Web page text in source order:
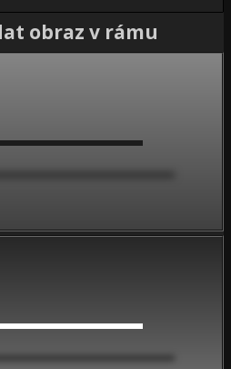
obraz v rámu